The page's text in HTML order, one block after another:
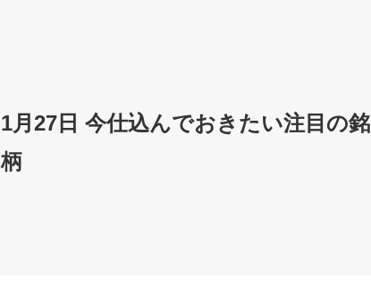
1月27日 今仕込んでおきたい注目の銘
柄